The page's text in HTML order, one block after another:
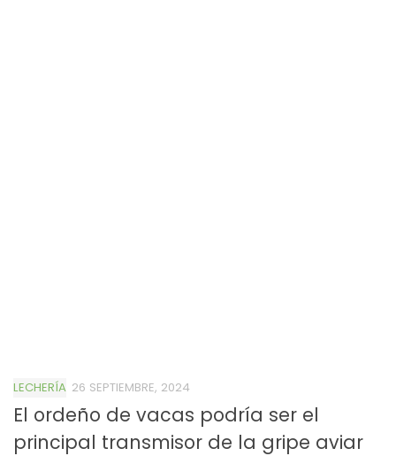
LECHERÍA 26 SEPTIEMBRE, 2024
El ordeño de vacas podría ser el
principal transmisor de la gripe aviar